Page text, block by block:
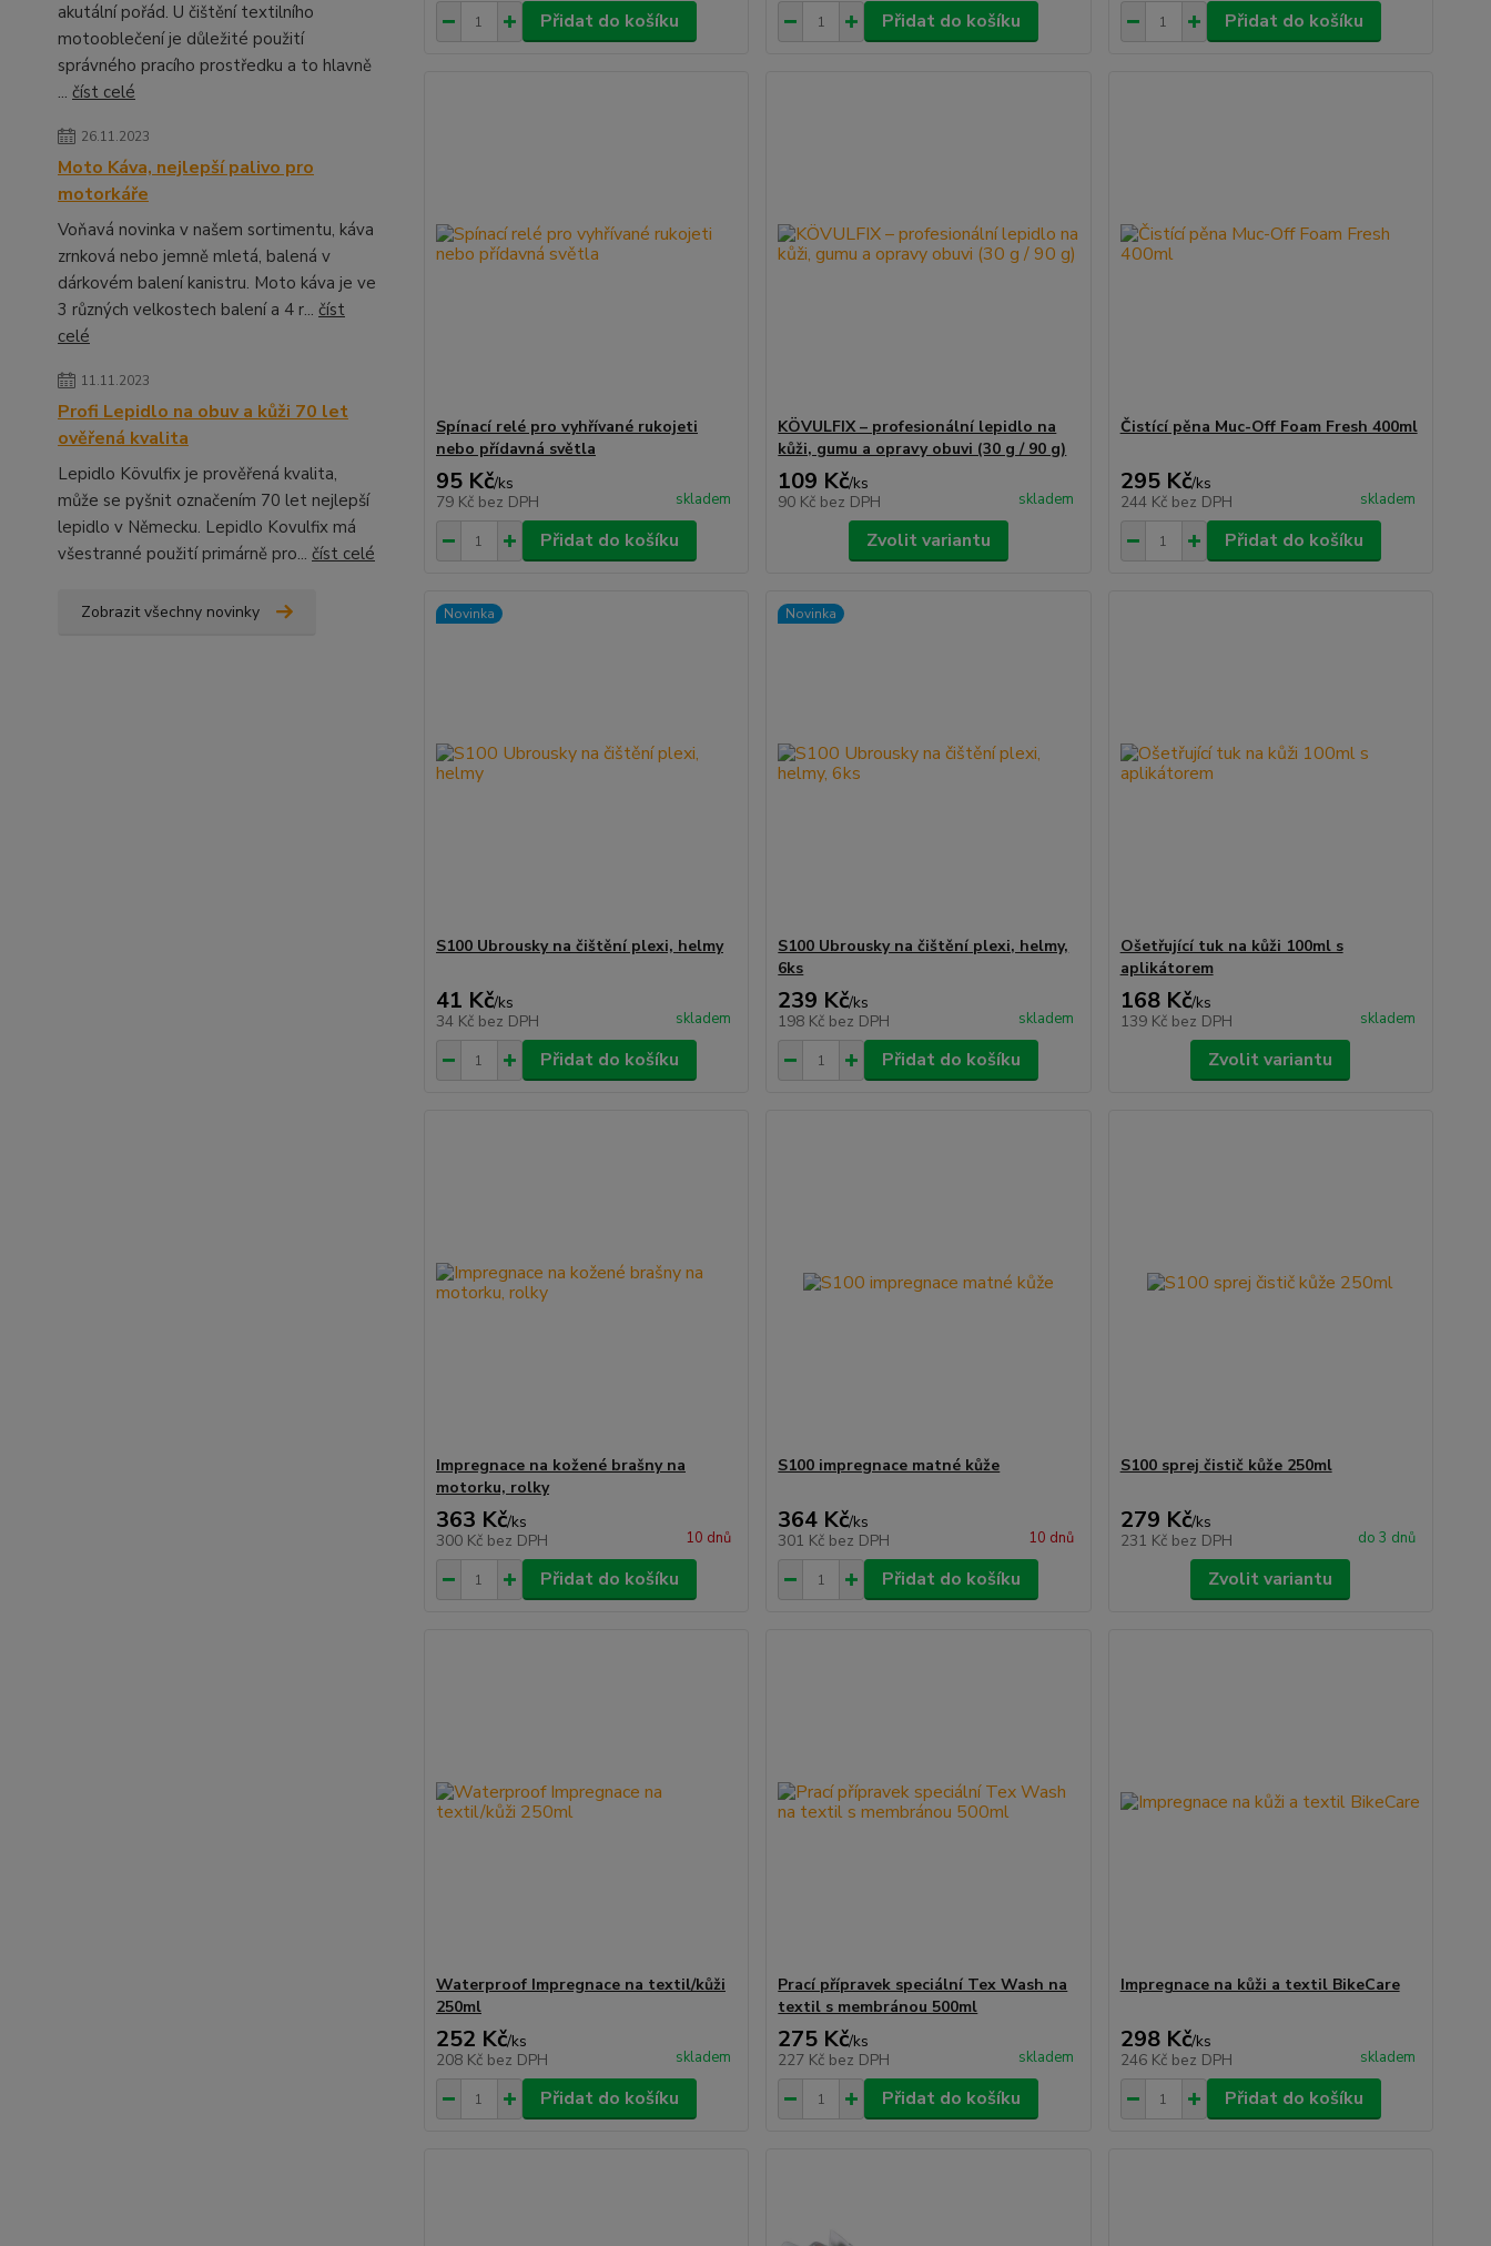
akutální pořád. U čištění textilního
motooblečení je důležité použití
správného pracího prostředku a to hlavně
... číst celé
26.11.2023
Moto Káva, nejlepší palivo pro
motorkáře
Voňavá novinka v našem sortimentu, káva
zrnková nebo jemně mletá, balená v
dárkovém balení kanistru. Moto káva je ve
3 různých velkostech balení a 4 r... číst
celé
11.11.2023
Profi Lepidlo na obuv a kůži 70 let
ověřená kvalita
Lepidlo Kövulfix je prověřená kvalita,
může se pyšnit označením 70 let nejlepší
lepidlo v Německu. Lepidlo Kovulfix má
všestranné použití primárně pro... číst celé
Zobrazit všechny novinky
Přidat do košíku Přidat do košíku Přidat do košíku
Spínací relé pro vyhřívané rukojeti
nebo přídavná světla
95 Kč/ks
79 Kč bez DPH skladem
Přidat do košíku
KÖVULFIX – profesionální lepidlo na
kůži, gumu a opravy obuvi (30 g / 90 g)
109 Kč/ks
90 Kč bez DPH skladem
Zvolit variantu
Čistící pěna Muc-Off Foam Fresh 400ml
295 Kč/ks
244 Kč bez DPH skladem
Přidat do košíku
Novinka
S100 Ubrousky na čištění plexi, helmy
41 Kč/ks
34 Kč bez DPH skladem
Přidat do košíku
Novinka
S100 Ubrousky na čištění plexi, helmy,
6ks
239 Kč/ks
198 Kč bez DPH skladem
Přidat do košíku
Ošetřující tuk na kůži 100ml s
aplikátorem
168 Kč/ks
139 Kč bez DPH skladem
Zvolit variantu
Impregnace na kožené brašny na
motorku, rolky
363 Kč/ks
300 Kč bez DPH 10 dnů
Přidat do košíku
S100 impregnace matné kůže
364 Kč/ks
301 Kč bez DPH 10 dnů
Přidat do košíku
S100 sprej čistič kůže 250ml
279 Kč/ks
231 Kč bez DPH do 3 dnů
Zvolit variantu
Waterproof Impregnace na textil/kůži
250ml
252 Kč/ks
208 Kč bez DPH skladem
Přidat do košíku
Prací přípravek speciální Tex Wash na
textil s membránou 500ml
275 Kč/ks
227 Kč bez DPH skladem
Přidat do košíku
Impregnace na kůži a textil BikeCare
298 Kč/ks
246 Kč bez DPH skladem
Přidat do košíku